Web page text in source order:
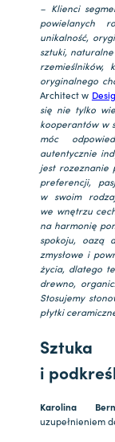
– Klienci
powielanych
unikalność,
sztuki,
rzemieślników,
oryginalnego
Architect w
się nie tylko
kooperantów w
móc
autentycznie
jest rozeznanie
preferencji,
w swoim
we wnętrzu
na harmonię
spokoju, oazą
zmysłowe i
życia, dlatego
drewno,
Stosujemy
płytki
i
Karolina
uzupełnieniem